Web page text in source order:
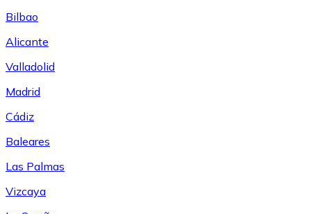
Bilbao
Alicante
Valladolid
Madrid
Cádiz
Baleares
Las Palmas
Vizcaya